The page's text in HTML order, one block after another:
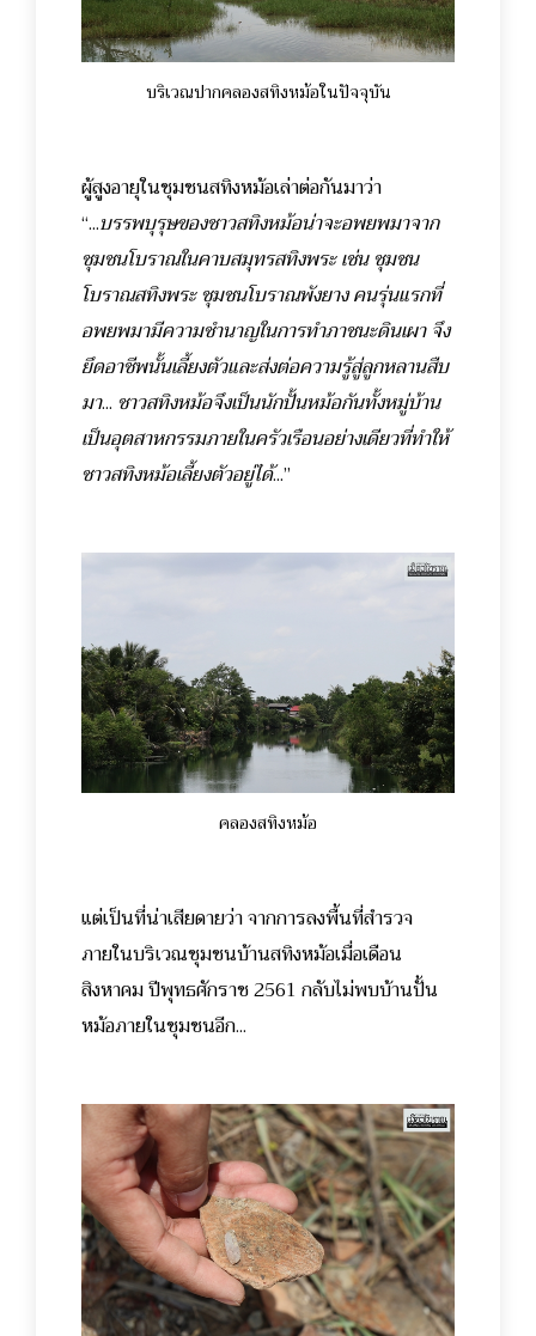
บริเวณปากคลองสทิงหม้อในปัจจุบัน
ผู้สูงอายุในชุมชนสทิงหม้อเล่าต่อกันมาว่า
“...บรรพบุรุษของชาวสทิงหม้อน่าจะอพยพมาจาก
ชุมชนโบราณในคาบสมุทรสทิงพระ เช่น ชุมชน
โบราณสทิงพระ ชุมชนโบราณพังยาง คนรุ่นแรกที่
อพยพมามีความชำนาญในการทำภาชนะดินเผา จึง
ยึดอาชีพนั้นเลี้ยงตัวและส่งต่อความรู้สู่ลูกหลานสืบ
มา... ชาวสทิงหม้อจึงเป็นนักปั้นหม้อกันทั้งหมู่บ้าน
เป็นอุตสาหกรรมภายในครัวเรือนอย่างเดียวที่ทำให้
ชาวสทิงหม้อเลี้ยงตัวอยู่ได้...”
คลองสทิงหม้อ
แต่เป็นที่น่าเสียดายว่า จากการลงพื้นที่สำรวจ
ภายในบริเวณชุมชนบ้านสทิงหม้อเมื่อเดือน
สิงหาคม ปีพุทธศักราช 2561 กลับไม่พบบ้านปั้น
หม้อภายในชุมชนอีก...